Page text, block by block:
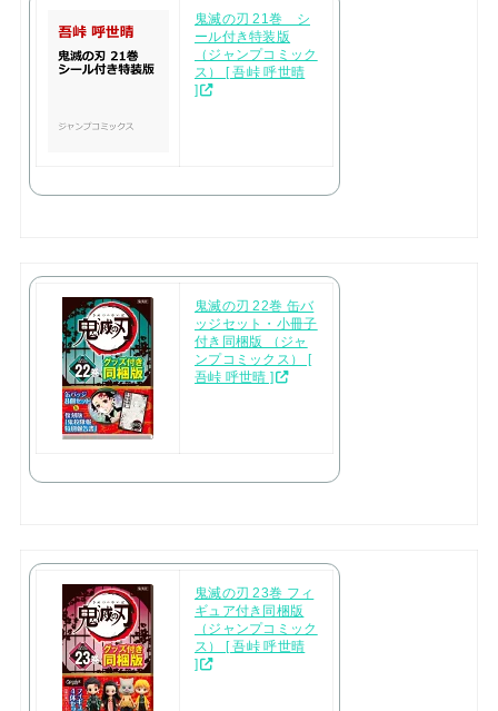
鬼滅の刃 21巻 シ
ール付き特装版
（ジャンプコミック
ス） [ 吾峠 呼世晴
]
鬼滅の刃 22巻 缶バ
ッジセット・小冊子
付き同梱版 （ジャ
ンプコミックス） [
吾峠 呼世晴 ]
鬼滅の刃 23巻 フィ
ギュア付き同梱版
（ジャンプコミック
ス） [ 吾峠 呼世晴
]